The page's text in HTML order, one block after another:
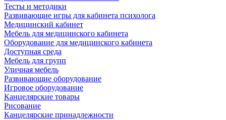
Тесты и методики
Развивающие игры для кабинета психолога
Медицинский кабинет
Мебель для медицинского кабинета
Оборудование для медицинского кабинета
Доступная среда
Мебель для групп
Уличная мебель
Развивающие оборудование
Игровое оборудование
Канцелярские товары
Рисование
Канцелярские принадлежности